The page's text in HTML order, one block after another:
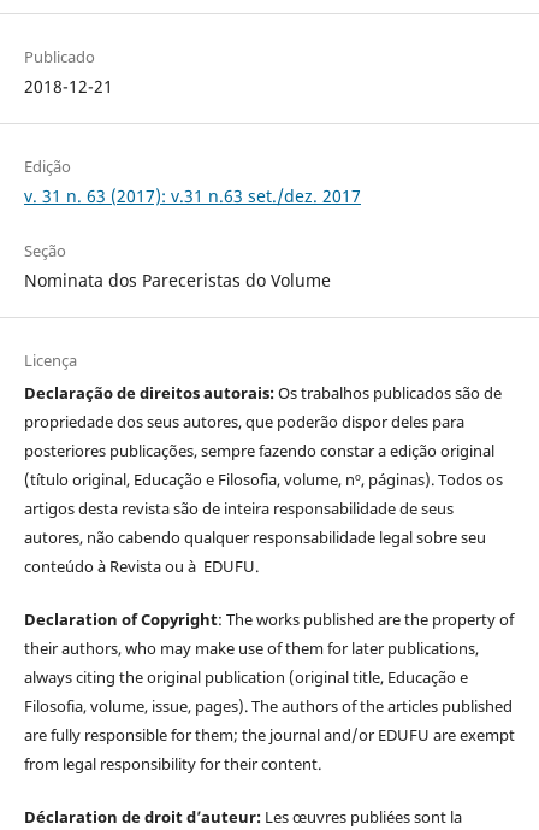
Publicado
2018-12-21
Edição
v. 31 n. 63 (2017): v.31 n.63 set./dez. 2017
Seção
Nominata dos Pareceristas do Volume
Licença
Declaração de direitos autorais:Os trabalhos publicados são de
propriedade dos seus autores, que poderão dispor deles para
posteriores publicações, sempre fazendo constar a edição original
(título original, Educação e Filosofia, volume, nº, páginas). Todos os
artigos desta revista são de inteira responsabilidade de seus
autores, não cabendo qualquer responsabilidade legal sobre seu
conteúdo à Revista ou à EDUFU.
Declaration of Copyright: The works published are the property of
their authors, who may make use of them for later publications,
always citing the original publication (original title, Educação e
Filosofia, volume, issue, pages). The authors of the articles published
are fully responsible for them; the journal and/or EDUFU are exempt
from legal responsibility for their content.
Déclaration de droit d’auteur: Les œuvres publiées sont la